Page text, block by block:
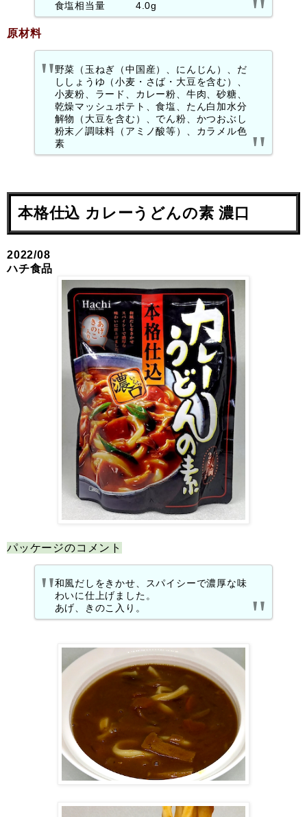
食塩相当量 4.0g
原材料
野菜（玉ねぎ（中国産）、にんじん）、だ
ししょうゆ（小麦・さば・大豆を含む）、
小麦粉、ラード、カレー粉、牛肉、砂糖、
乾燥マッシュポテト、食塩、たん白加水分
解物（大豆を含む）、でん粉、かつおぶし
粉末／調味料（アミノ酸等）、カラメル色
素
本格仕込 カレーうどんの素 濃口
2022/08
ハチ食品
パッケージのコメント
和風だしをきかせ、スパイシーで濃厚な味
わいに仕上げました。
あげ、きのこ入り。